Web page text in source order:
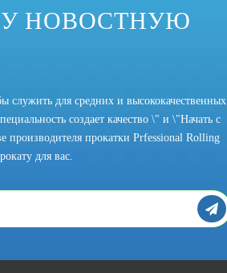
НОВОСТНУЮ
служить для средних и высококачественных
создает качество \" и \"Начать с
производителя прокатки Prfessional Rolling
для вас.